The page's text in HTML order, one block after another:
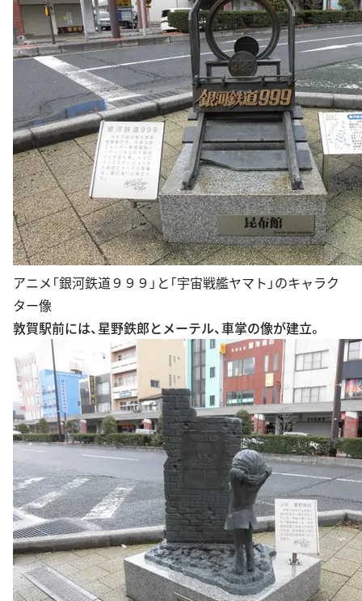
アニメ「銀河鉄道９９９」と「宇宙戦艦ヤマト」のキャラク
ター像
敦賀駅前には、星野鉄郎とメーテル、車掌の像が建立。